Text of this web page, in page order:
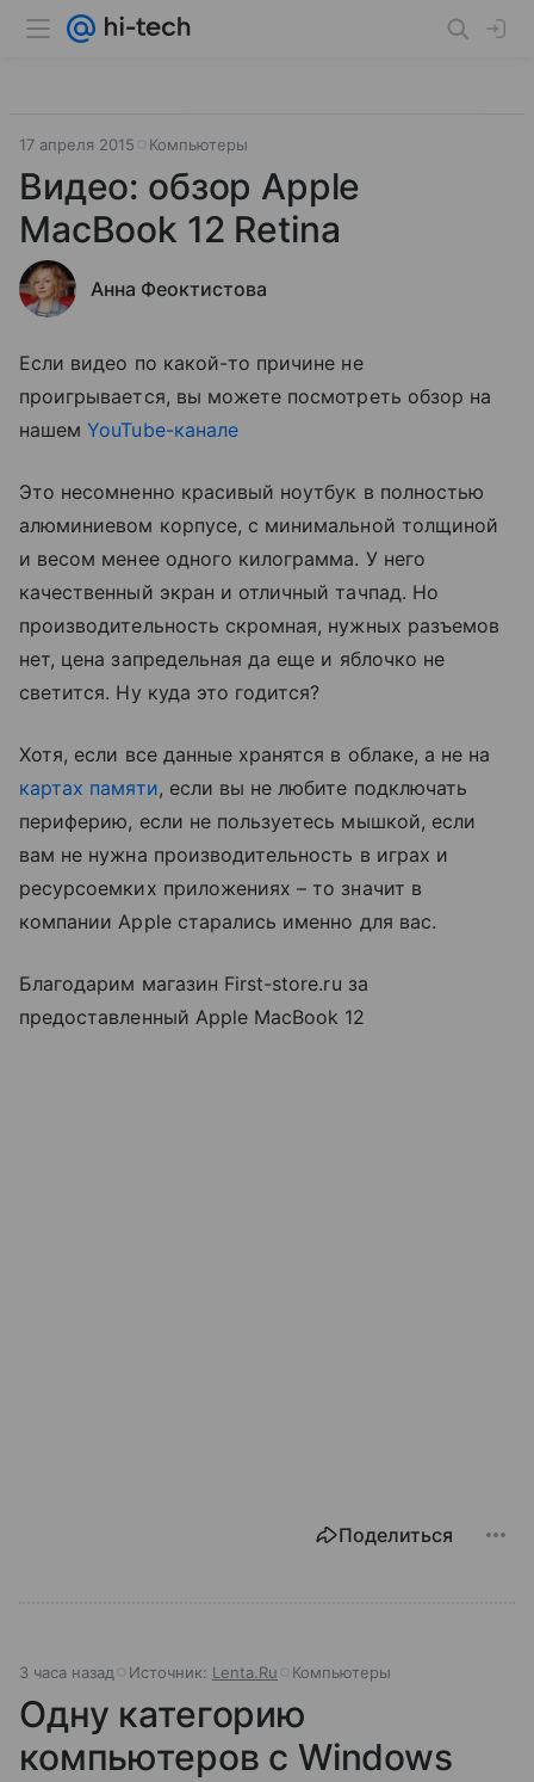
17 апреля 2015 Компьютеры
Видео: обзор Apple
MacBook 12 Retina
Анна Феоктистова
Если видео по какой-то причине не
проигрывается, вы можете посмотреть обзор на
нашемYouTube-канале
Это несомненно красивый ноутбук в полностью
алюминиевом корпусе, с минимальной толщиной
и весом менее одного килограмма. У него
качественный экран и отличный тачпад. Но
производительность скромная, нужных разъемов
нет, цена запредельная да еще и яблочко не
светится. Ну куда это годится?
Хотя, если все данные хранятся в облаке, а не на
картах памяти, если вы не любите подключать
периферию, если не пользуетесь мышкой, если
вам не нужна производительность в играх и
ресурсоемких приложениях – то значит в
компании Apple старались именно для вас.
Благодарим магазин First-store.ru за
предоставленный Apple MacBook 12
Поделиться
3 часа назад Источник: Lenta.Ru Компьютеры
Одну категорию
компьютеров с Windows